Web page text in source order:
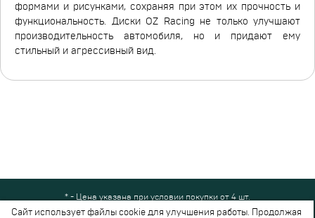
формами и рисунками, сохраняя при этом их прочность и
функциональность. Диски OZ Racing не только улучшают
производительность автомобиля, но и придают ему
стильный и агрессивный вид.
* - Цена указана при условии покупки от 4 шт.
Все права защищены © 2024-2026,Шинный Маркет(ООО "Безопасные
Сайт использует файлы cookie для улучшения работы. Продолжая